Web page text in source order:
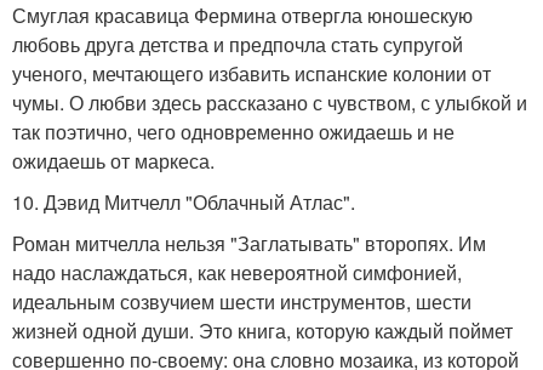
Смуглая красавица Фермина отвергла юношескую
любовь друга детства и предпочла стать супругой
ученого, мечтающего избавить испанские колонии от
чумы. О любви здесь рассказано с чувством, с улыбкой и
так поэтично, чего одновременно ожидаешь и не
ожидаешь от маркеса.
10. Дэвид Митчелл "Облачный Атлас".
Роман митчелла нельзя "Заглатывать" второпях. Им
надо наслаждаться, как невероятной симфонией,
идеальным созвучием шести инструментов, шести
жизней одной души. Это книга, которую каждый поймет
совершенно по-своему: она словно мозаика, из которой